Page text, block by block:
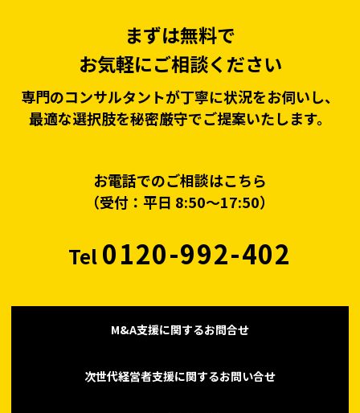
まずは無料で
お気軽にご相談ください
専門のコンサルタントが丁寧に状況をお伺いし、
最適な選択肢を秘密厳守でご提案いたします。
お電話でのご相談はこちら
（受付：平日 8:50〜17:50）
Tel0120-992-402
M&A支援に関するお問合せ
次世代経営者支援に関するお問い合せ